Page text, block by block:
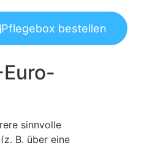
Pflegebox bestellen
sinnvolle
(z. B. über eine